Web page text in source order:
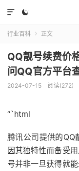


行业百科  正文
QQ靓号续费价
问QQ官方平台
2024-07-15 阅读(272)
“`html
腾讯公司提供的QQ
因其独特性而备受
号并非一旦获得就